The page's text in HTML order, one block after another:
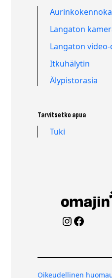
Langaton
Langaton
Itkuhälytin
Älypistorasia
Tarvitsetko apua
Tuki
Instagram
Oikeudellinen